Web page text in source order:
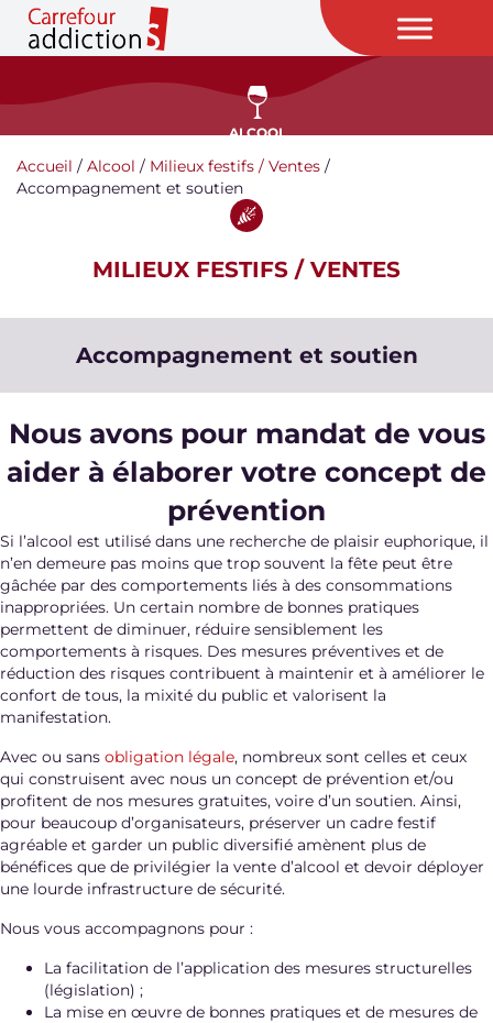
ALCOOL
Accueil / Alcool / Milieux festifs / Ventes /
Accompagnement et soutien
MILIEUX FESTIFS / VENTES
Accompagnement et soutien
Nous avons pour mandat de vous
aider à élaborer votre concept de
prévention
Si l’alcool est utilisé dans une recherche de plaisir euphorique, il
n’en demeure pas moins que trop souvent la fête peut être
gâchée par des comportements liés à des consommations
inappropriées. Un certain nombre de bonnes pratiques
permettent de diminuer, réduire sensiblement les
comportements à risques. Des mesures préventives et de
réduction des risques contribuent à maintenir et à améliorer le
confort de tous, la mixité du public et valorisent la
manifestation.
Avec ou sans obligation légale, nombreux sont celles et ceux
qui construisent avec nous un concept de prévention et/ou
profitent de nos mesures gratuites, voire d’un soutien. Ainsi,
pour beaucoup d’organisateurs, préserver un cadre festif
agréable et garder un public diversifié amènent plus de
bénéfices que de privilégier la vente d’alcool et devoir déployer
une lourde infrastructure de sécurité.
Nous vous accompagnons pour :
La facilitation de l’application des mesures structurelles
(législation) ;
La mise en œuvre de bonnes pratiques et de mesures de